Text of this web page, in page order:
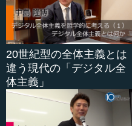
岡本 あの時に、どういう
かということを僕は詳しく
ら、非常に大きなブロック
種・性別で分けると、白人...
20世紀型の全体主義とは
違う現代の「デジタル全
体主義」